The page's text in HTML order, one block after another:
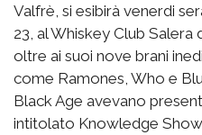
Valfrè, si esibirà venerdi
23, al Whiskey Club Salera
oltre ai suoi nove brani
come Ramones, Who e
Black Age avevano
intitolato Knowledge